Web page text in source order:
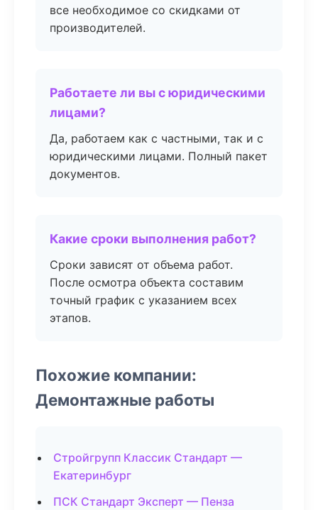
все необходимое со скидками от
производителей.
Работаете ли вы с юридическими
лицами?
Да, работаем как с частными, так и с
юридическими лицами. Полный пакет
документов.
Какие сроки выполнения работ?
Сроки зависят от объема работ.
После осмотра объекта составим
точный график с указанием всех
этапов.
Похожие компании:
Демонтажные работы
Стройгрупп Классик Стандарт —
Екатеринбург
ПСК Стандарт Эксперт — Пенза